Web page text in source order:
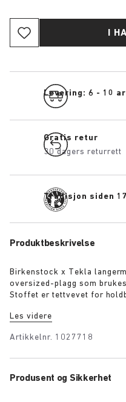
I
Levering: 6 - 10
Gratis retur
30 dagers returrett
Tradisjon siden
Produktbeskrivelse
Birkenstock x Tekla
oversized-plagg som
Stoffet er tettvevet for
garnene som er brukt,
Les videre
Artikkelnr. 1027718
Produsent og Sikkerhet